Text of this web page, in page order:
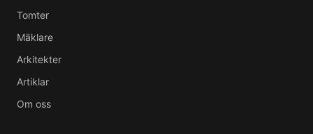
Tomter
Mäklare
Arkitekter
Artiklar
Om oss